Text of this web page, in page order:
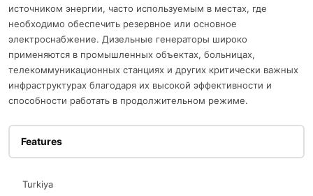
источником энергии, часто используемым в местах, где
необходимо обеспечить резервное или основное
электроснабжение. Дизельные генераторы широко
применяются в промышленных объектах, больницах,
телекоммуникационных станциях и других критически важных
инфраструктурах благодаря их высокой эффективности и
способности работать в продолжительном режиме.
Features
Turkiya